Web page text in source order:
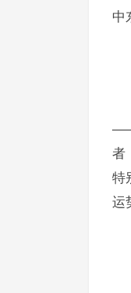
中
——
者
特
运